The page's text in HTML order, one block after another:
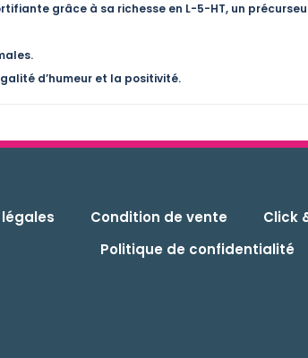
grâce à sa richesse en L-5-HT, un
d’humeur et la positivité.
Condition de vente Click
Politique de confidentialité